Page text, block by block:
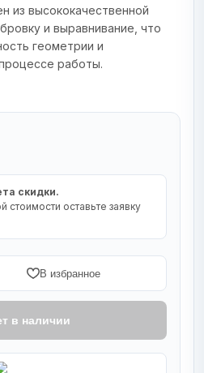
из высококачественной
и выравнивание, что
геометрии и
работы.
скидки.
стоимости оставьте заявку
В избранное
в наличии